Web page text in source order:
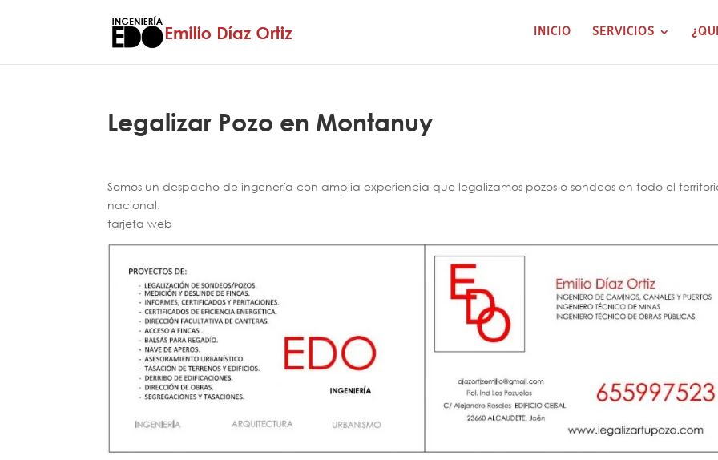
INICIO SERVICIOS
Legalizar Pozo en Montanuy
Somos un despacho de ingenería con amplia experiencia que legalizamos pozos o sondeos en todo el
nacional.
tarjeta web